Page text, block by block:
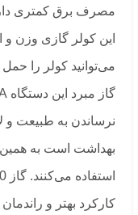
مصرف برق کمتری
این کولر گازی وزن
می‌توانید کولر را حمل
نرساندن به طبیعت و
بهداشت است به همین
کارکرد بهتر و